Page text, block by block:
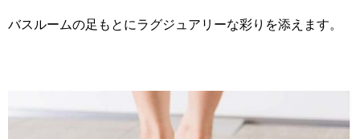
バスルームの足もとにラグジュアリーな彩りを添えます。